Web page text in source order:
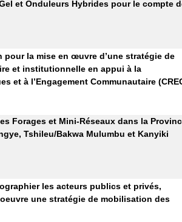
et Onduleurs Hybrides pour le compte
pour la mise en œuvre d’une stratégie de
et institutionnelle en appui à la
et à l’Engagement Communautaire
Forages et Mini-Réseaux dans la
Tshileu/Bakwa Mulumbu et Kanyiki
les acteurs publics et privés,
une stratégie de mobilisation des